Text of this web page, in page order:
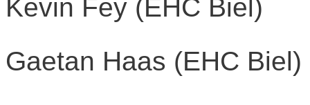
Kevin Fey (EHC Biel)
Gaetan Haas (EHC Biel)